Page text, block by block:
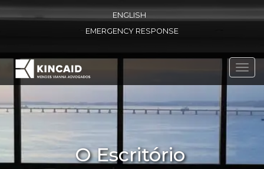
ENGLISH
EMERGENCY RESPONSE
O Escritório